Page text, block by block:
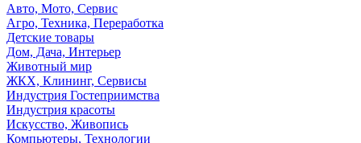
Авто, Мото, Сервис
Агро, Техника, Переработка
Детские товары
Дом, Дача, Интерьер
Животный мир
ЖКХ, Клининг, Сервисы
Индустрия Гостеприимства
Индустрия красоты
Искусство, Живопись
Компьютеры, Технологии